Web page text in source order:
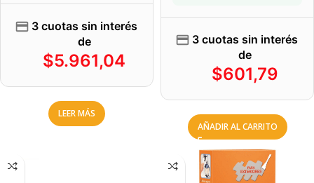
3 cuotas sin interés
de
$5.961,04
LEER MÁS
3 cuotas sin interés
de
$601,79
AÑADIR AL CARRITO